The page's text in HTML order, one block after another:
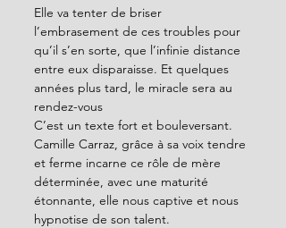
Elle va tenter de briser
l’embrasement de ces troubles pour
qu’il s’en sorte, que l’infinie distance
entre eux disparaisse. Et quelques
années plus tard, le miracle sera au
rendez-vous
C’est un texte fort et bouleversant.
Camille Carraz, grâce à sa voix tendre
et ferme incarne ce rôle de mère
déterminée, avec une maturité
étonnante, elle nous captive et nous
hypnotise de son talent.